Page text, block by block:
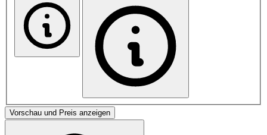
Vorschau und Preis anzeigen